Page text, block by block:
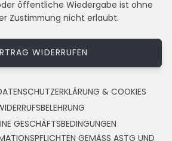
öffentliche Wiedergabe ist ohne
Zustimmung nicht erlaubt.
WIDERRUFEN
& COOKIES
GESCHÄFTSBEDINGUNGEN
GEMÄSS ASTG UND